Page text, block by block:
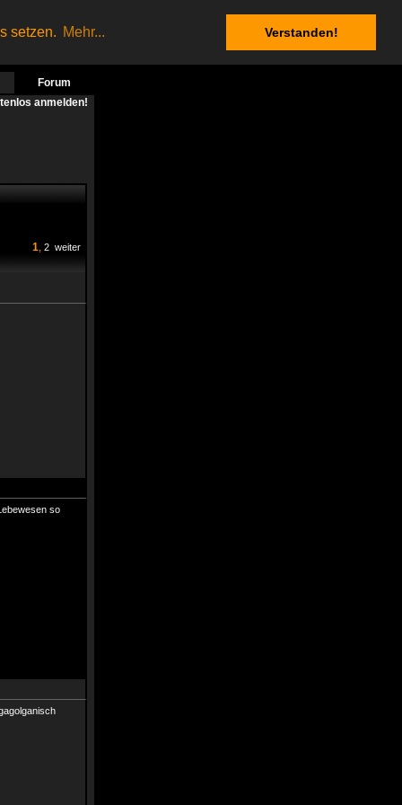
setzen. Mehr... Verstanden!
Forum
anmelden!
1 2 weiter
so